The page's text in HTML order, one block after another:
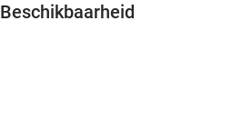
Beschikbaarheid